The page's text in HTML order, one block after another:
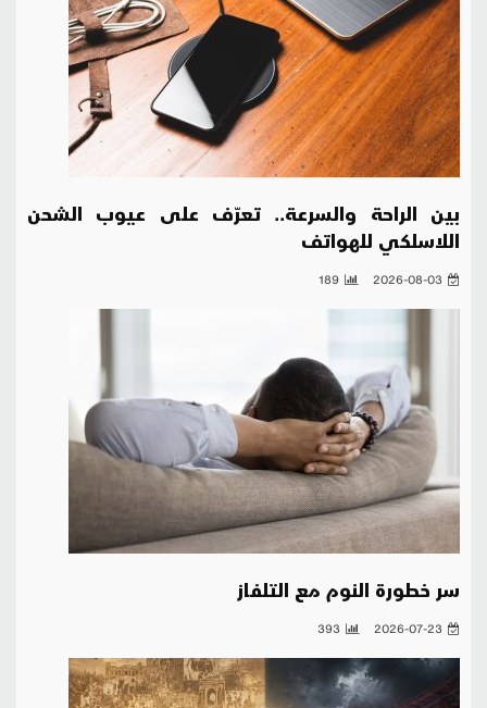
بين الراحة والسرعة.. تعرّف على عيوب الشحن
اللاسلكي للهواتف
2026-08-03
189
سر خطورة النوم مع التلفاز
2026-07-23
393